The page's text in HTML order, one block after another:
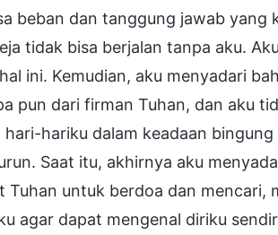
beban dan tanggung jawab yang
tidak bisa berjalan tanpa aku.
ini. Kemudian, aku menyadari
pun dari firman Tuhan, dan aku
hari-hariku dalam keadaan
Saat itu, akhirnya aku
Tuhan untuk berdoa dan mencari,
agar dapat mengenal diriku